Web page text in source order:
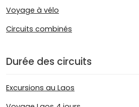
Voyage à vélo
Circuits combinés
Durée des circuits
Excursions au Laos